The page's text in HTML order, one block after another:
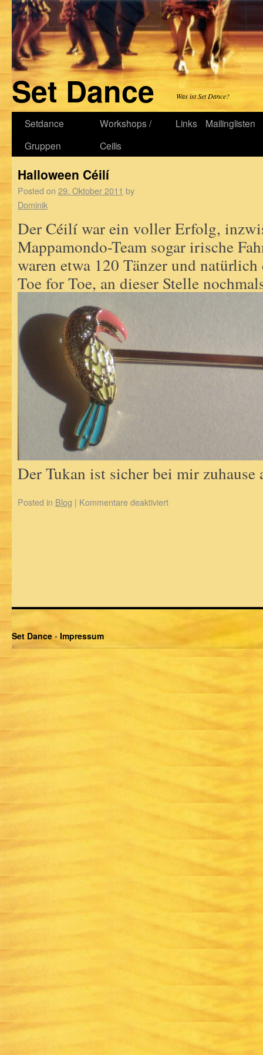
Set Dance Was ist Set Dance?
Setdance
Gruppen
Workshops /
Ceilis
Links Mailinglisten
Halloween Céilí
Posted on 29. Oktober 2011 by
Dominik
Der Céilí war ein voller Erfolg,
Mappamondo-Team sogar irische
waren etwa 120 Tänzer und
Toe for Toe, an dieser Stelle
Der Tukan ist sicher bei mir zuhause
Posted in Blog | Kommentare deaktiviert
Set Dance• Impressum